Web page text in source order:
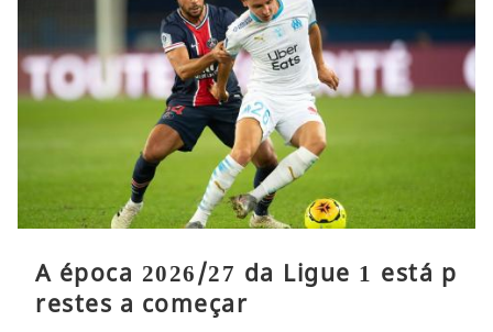
A época 2026/27 da Ligue 1 está p
restes a começar